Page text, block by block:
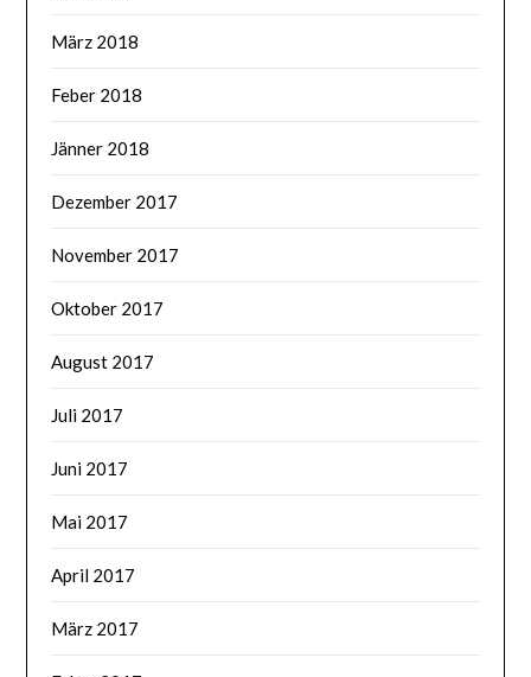
März 2018
Feber 2018
Jänner 2018
Dezember 2017
November 2017
Oktober 2017
August 2017
Juli 2017
Juni 2017
Mai 2017
April 2017
März 2017